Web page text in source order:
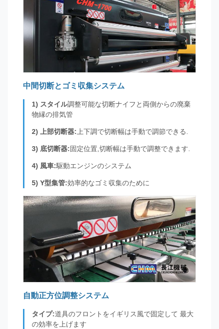
中間切断とゴミ収集システム
1) スタイル調整可能な切断ナイフと両側からの廃棄
物縁の排気管
2) 上部切断器:上下調で切断幅は手動で調節できる.
3) 底切断器:固定位置,切断幅は手動で調整できます.
4) 風車:駆動エンジンのシステム
5) Y型集管:効率的なゴミ収集のために
自動正方位調整システム
タイプ:道具のフロントをイギリス風で固定して 最大
の効率を上げます